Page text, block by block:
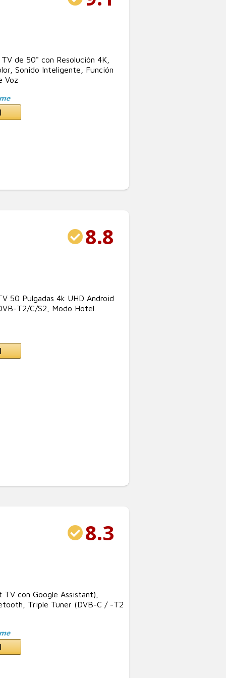
de 50" con Resolución 4K,
Sonido Inteligente, Función
Voz
8.8
50 Pulgadas 4k UHD Android
T2/C/S2, Modo Hotel.
8.3
con Google Assistant),
Triple Tuner (DVB-C / -T2